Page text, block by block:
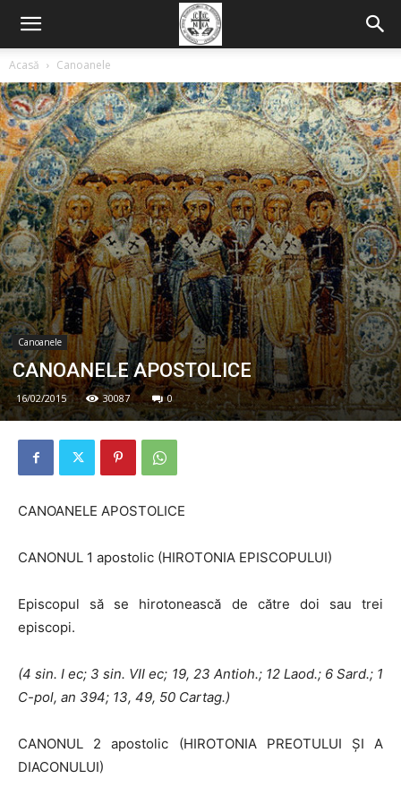
Acasă Canoanele
Canoanele
CANOANELE APOSTOLICE
16/02/2015 30087 0
CANOANELE APOSTOLICE
CANONUL 1 apostolic (HIROTONIA EPISCOPULUI)
Episcopul să se hirotonească de către doi sau trei
episcopi.
(4 sin. I ec; 3 sin. VII ec; 19, 23 Antioh.; 12 Laod.; 6 Sard.; 1
C-pol, an 394; 13, 49, 50 Cartag.)
CANONUL 2 apostolic (HIROTONIA PREOTULUI ŞI A
DIACONULUI)